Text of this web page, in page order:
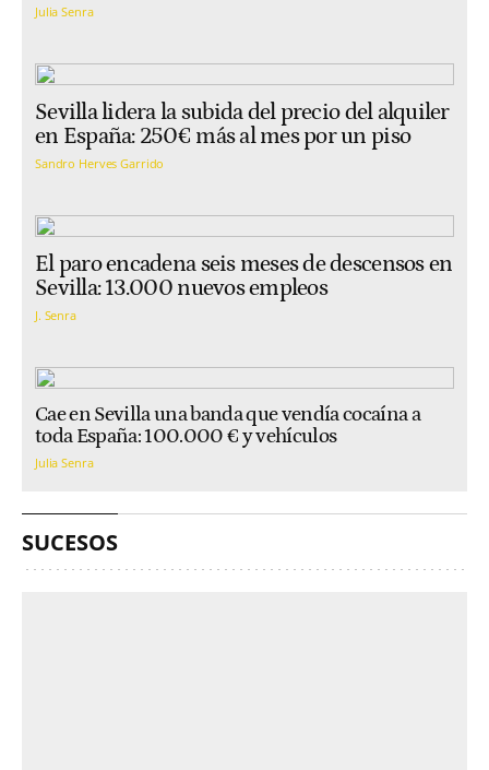
Julia Senra
Sevilla lidera la subida del precio del alquiler
en España: 250€ más al mes por un piso
Sandro Herves Garrido
El paro encadena seis meses de descensos en
Sevilla: 13.000 nuevos empleos
J. Senra
Cae en Sevilla una banda que vendía cocaína a
toda España: 100.000 € y vehículos
Julia Senra
SUCESOS